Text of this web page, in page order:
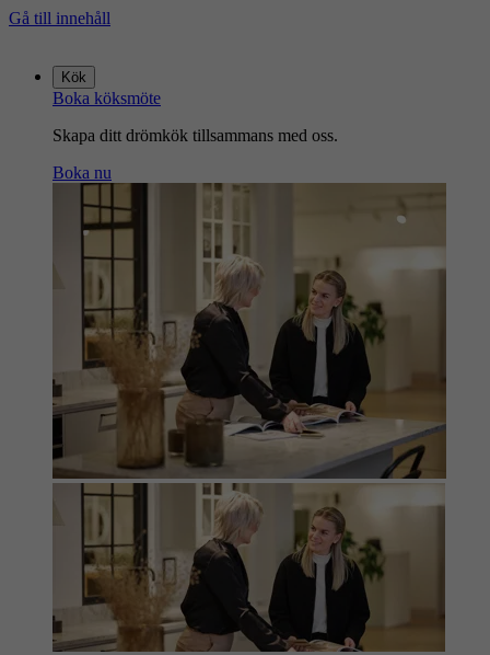
Gå till innehåll
startsidan
Kök
Boka köksmöte
Skapa ditt drömkök tillsammans med oss.
Boka nu